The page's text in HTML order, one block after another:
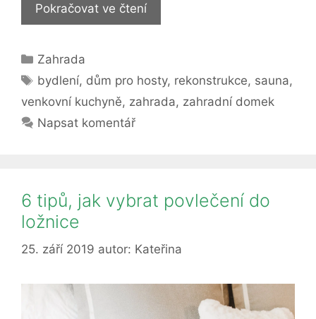
Pokračovat ve čteníZahradní
domky
způsobů
Rubriky
Zahrada
Štítky
bydlení, dům pro hosty, rekonstrukce, sauna,
venkovní kuchyně, zahrada, zahradní domek
Napsat komentář
6 tipů, jak vybrat povlečení do
ložnice
25. září 2019 autor: Kateřina